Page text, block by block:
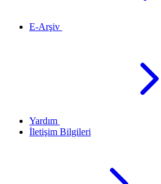
E-Arşiv
Yardım
İletişim Bilgileri